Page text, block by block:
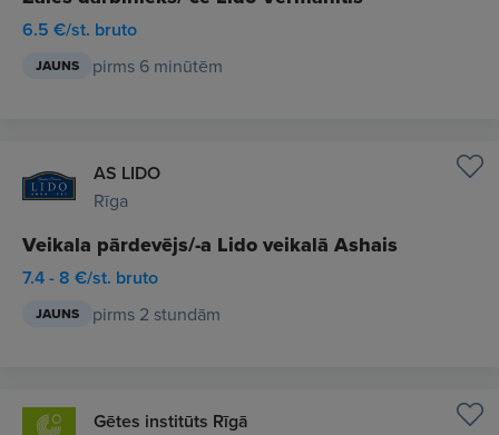
6.5 €/st. bruto
JAUNS pirms 6 minūtēm
AS LIDO
Rīga
Veikala pārdevējs/-a Lido veikalā Ashais
7.4 - 8 €/st. bruto
JAUNS pirms 2 stundām
Gētes institūts Rīgā